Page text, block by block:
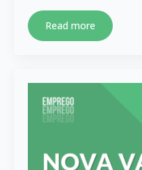
Read more